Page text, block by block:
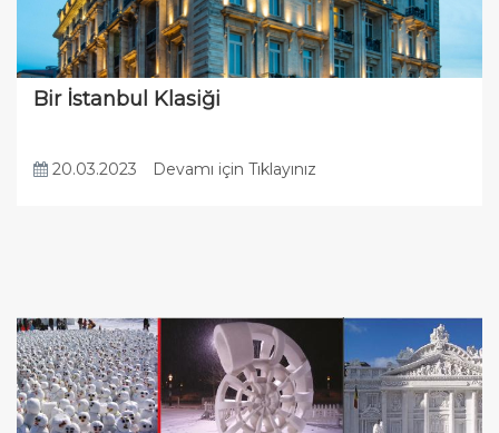
Bir İstanbul Klasiği
20.03.2023 Devamı için Tıklayınız